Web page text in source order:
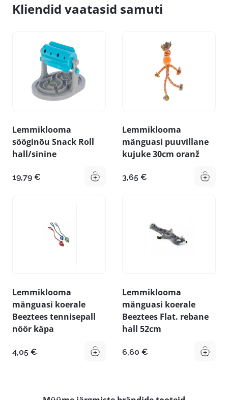
Kliendid vaatasid samuti
Lemmiklooma
sööginõu Snack Roll
hall/sinine
19,79 €
Lemmiklooma
mänguasi puuvillane
kujuke 30cm oranž
3,65 €
Lemmiklooma
mänguasi koerale
Beeztees tennisepall
nöör käpa
4,05 €
Lemmiklooma
mänguasi koerale
Beeztees Flat. rebane
hall 52cm
6,60 €